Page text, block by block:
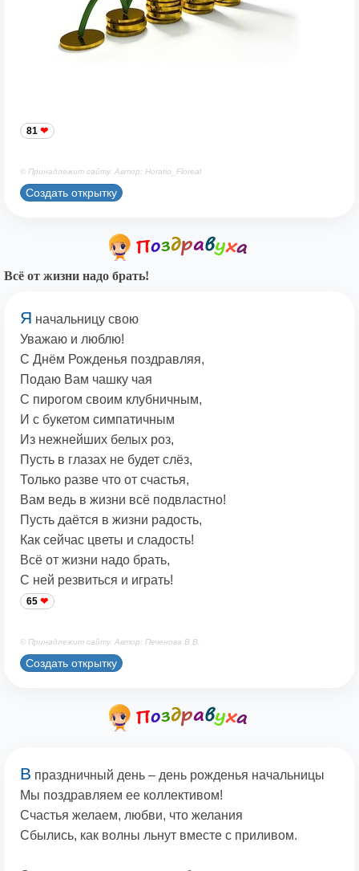
81
© Принадлежит сайту. Автор: Horatio_Floreal
Создать открытку
Всё от жизни надо брать!
Я начальницу свою
Уважаю и люблю!
С Днём Рожденья поздравляя,
Подаю Вам чашку чая
С пирогом своим клубничным,
И с букетом симпатичным
Из нежнейших белых роз,
Пусть в глазах не будет слёз,
Только разве что от счастья,
Вам ведь в жизни всё подвластно!
Пусть даётся в жизни радость,
Как сейчас цветы и сладость!
Всё от жизни надо брать,
С ней резвиться и играть!
65
© Принадлежит сайту. Автор: Печенова В.В.
Создать открытку
В праздничный день – день рожденья начальницы
Мы поздравляем ее коллективом!
Счастья желаем, любви, что желания
Сбылись, как волны льнут вместе с приливом.